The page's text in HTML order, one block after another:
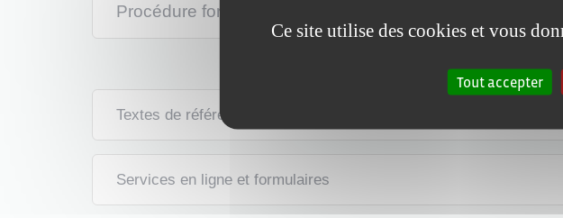
Procédure forcée
Textes de référence
Services en ligne et formulaires
Ce site utilise des cookies et vous
Tout accepter